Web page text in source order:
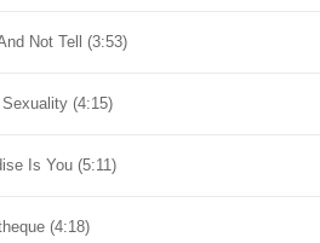
Not Tell (3:53)
(4:15)
Is You (5:11)
(4:18)